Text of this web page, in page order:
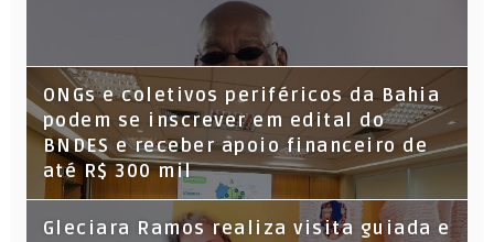
ONGs e coletivos periféricos da Bahia
podem se inscrever em edital do
BNDES e receber apoio financeiro de
até R$ 300 mil
Gleciara Ramos realiza visita guiada e